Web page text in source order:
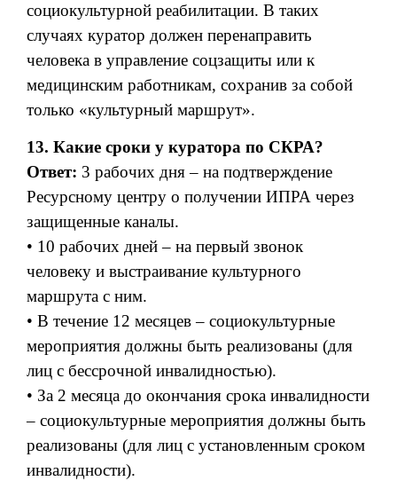
социокультурной реабилитации. В таких
случаях куратор должен перенаправить
человека в управление соцзащиты или к
медицинским работникам, сохранив за собой
только «культурный маршрут».
13. Какие сроки у куратора по СКРА?
Ответ: 3 рабочих дня – на подтверждение
Ресурсному центру о получении ИПРА через
защищенные каналы.
• 10 рабочих дней – на первый звонок
человеку и выстраивание культурного
маршрута с ним.
• В течение 12 месяцев – социокультурные
мероприятия должны быть реализованы (для
лиц с бессрочной инвалидностью).
• За 2 месяца до окончания срока инвалидности
– социокультурные мероприятия должны быть
реализованы (для лиц с установленным сроком
инвалидности).